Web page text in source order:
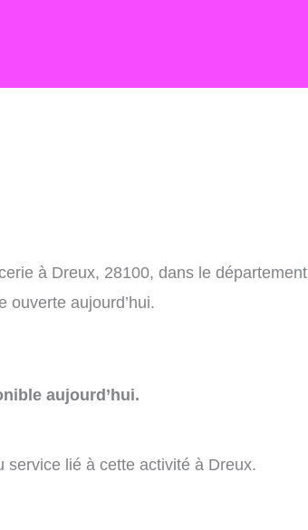
à Dreux, 28100, dans le département
ouverte aujourd’hui.
aujourd’hui.
service lié à cette activité à Dreux.